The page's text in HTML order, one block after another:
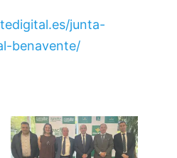
junta-
benavente/